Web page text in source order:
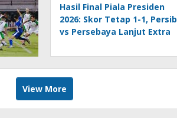
Hasil Final Piala Presiden
2026: Skor Tetap 1-1, Persib
vs Persebaya Lanjut Extra
View More